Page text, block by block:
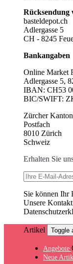
Rücksendung
basteldepot.ch
Adlergasse 5
CH - 8245
Bankangaben
Online Market
Adlergasse 5,
IBAN: CH53
BIC/SWIFT:
Zürcher
Postfach
8010 Zürich
Schweiz
Erhalten Sie
Sie können Ihr
Unsere
Artikel Toggle
Angebote
Neue